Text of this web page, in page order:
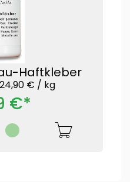
Haftkleber
€ / kg
€*